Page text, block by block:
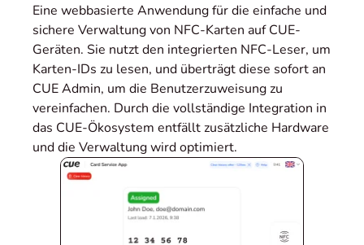
Eine webbasierte Anwendung für die einfache und
sichere Verwaltung von NFC-Karten auf CUE-
Geräten. Sie nutzt den integrierten NFC-Leser, um
Karten-IDs zu lesen, und überträgt diese sofort an
CUE Admin, um die Benutzerzuweisung zu
vereinfachen. Durch die vollständige Integration in
das CUE-Ökosystem entfällt zusätzliche Hardware
und die Verwaltung wird optimiert.